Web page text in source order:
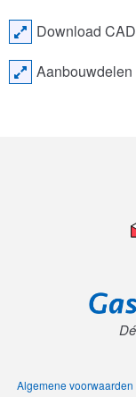
Download
Aanbouwdelen
Algemene voorwaarden